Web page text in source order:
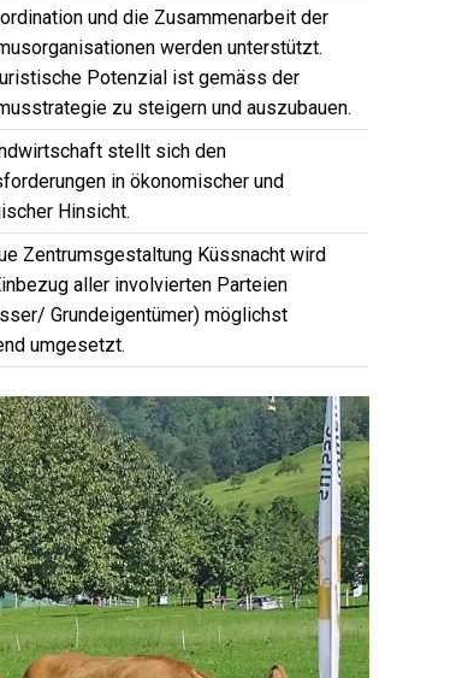
und die Zusammenarbeit der
werden unterstützt.
Potenzial ist gemäss der
zu steigern und auszubauen.
stellt sich den
in ökonomischer und
Hinsicht.
Zentrumsgestaltung Küssnacht wird
aller involvierten Parteien
Grundeigentümer) möglichst
umgesetzt.